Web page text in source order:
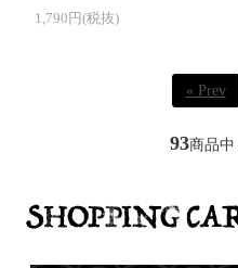
1,790円(税抜)
« Prev
93商品中